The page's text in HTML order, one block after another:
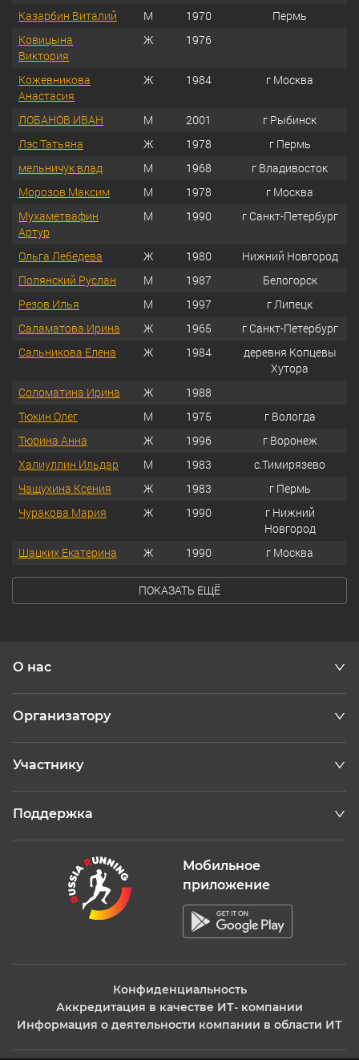
Казарбин Виталий
М 1970
Пермь
Ковицына
Виктория
Ж 1976
Кожевникова
Анастасия
Ж 1984 г Москва
ЛОБАНОВ ИВАН М 2001
г Рыбинск
Лэс Татьяна
Ж 1978
г Пермь
мельничук влад
М 1968
г Владивосток
Морозов Максим
М 1978
г Москва
Мухаметвафин
Артур
М 1990 г Санкт-Петербург
Ольга Лебедева Ж 1980
Нижний Новгород
Полянский Руслан
М 1987
Белогорск
Резов Илья
М 1997
г Липецк
Саламатова Ирина
Ж 1965
г Санкт-Петербург
Сальникова Елена
Ж 1984
деревня Копцевы
Хутора
Соломатина Ирина
Ж
1988
Тюкин Олег
М 1975
г Вологда
Тюрина Анна
Ж 1996
г Воронеж
Халиуллин Ильдар
М 1983
с.Тимирязево
Чащухина Ксения
Ж 1983
г Пермь
Чуракова Мария
Ж 1990
г Нижний
Новгород
Шацких Екатерина
Ж 1990 г Москва
ПОКАЗАТЬ ЕЩЁ
О нас
Организатору
Участнику
Поддержка
Мобильное
приложение
Конфиденциальность
Аккредитация в качестве ИТ- компании
Информация о деятельности компании в области ИТ